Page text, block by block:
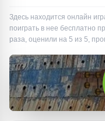
Здесь находится онлайн
поиграть в нее бесплатно
раза, оценили на 5 из 5,